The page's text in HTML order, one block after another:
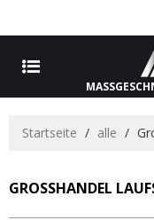
Startseite / alle /
GROSSHANDEL